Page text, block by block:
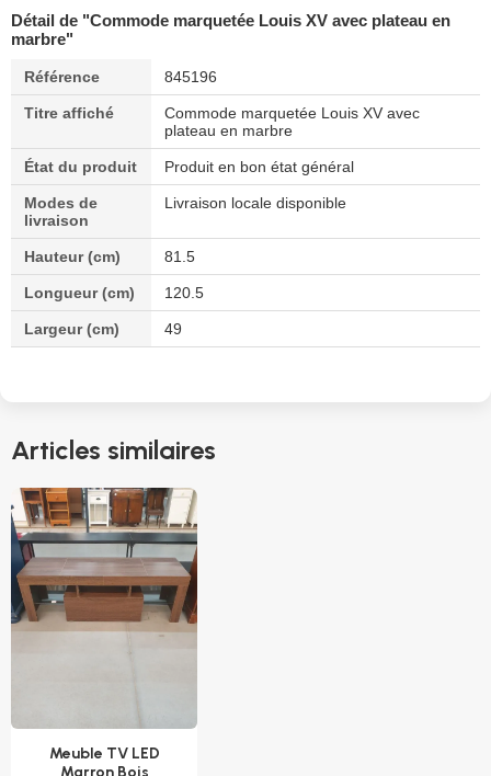
Détail de "Commode marquetée Louis XV avec plateau en
marbre"
Référence 845196
Titre affiché
Commode marquetée Louis XV avec
plateau en marbre
État du produit Produit en bon état général
Modes de
livraison
Livraison locale disponible
Hauteur (cm) 81.5
Longueur (cm) 120.5
Largeur (cm) 49
Articles similaires
Meuble TV LED